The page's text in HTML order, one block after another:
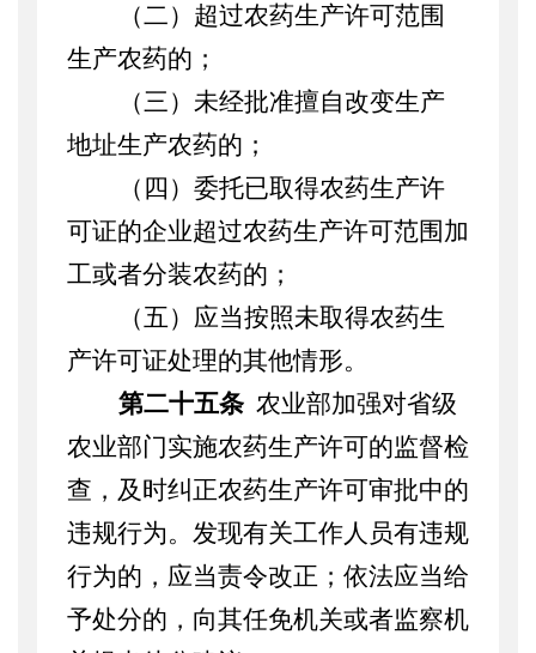
（二）超过农药生产许可范围
生产农药的；
（三）未经批准擅自改变生产
地址生产农药的；
（四）委托已取得农药生产许
可证的企业超过农药生产许可范围加
工或者分装农药的；
（五）应当按照未取得农药生
产许可证处理的其他情形。
第二十五条 农业部加强对省级
农业部门实施农药生产许可的监督检
查，及时纠正农药生产许可审批中的
违规行为。发现有关工作人员有违规
行为的，应当责令改正；依法应当给
予处分的，向其任免机关或者监察机